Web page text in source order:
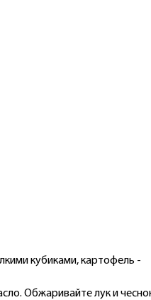
кубиками, картофель -
Обжаривайте лук и